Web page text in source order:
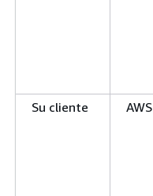
Su cliente AWS